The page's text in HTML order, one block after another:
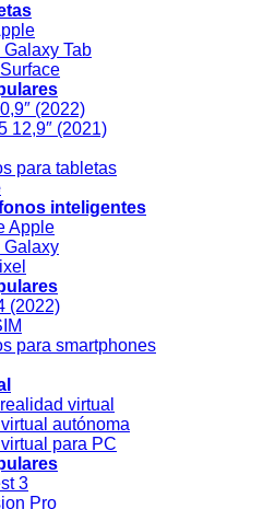
Tab
(2022)
12,9″ (2021)
para tabletas
inteligentes
Apple
Galaxy
(2022)
para smartphones
virtual
autónoma
para PC
3
Pro